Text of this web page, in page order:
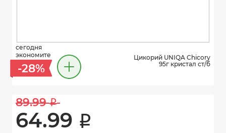
сегодня
экономите
-28%
Цикорий UNIQA Chicory
95г кристал ст/б
89.99 i
64.99 i